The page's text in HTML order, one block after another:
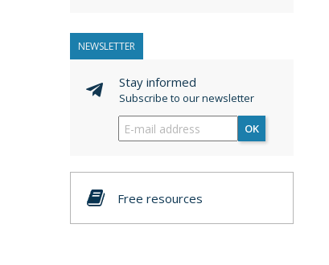
NEWSLETTER
Stay informed
Subscribe to our newsletter
OK
Free resources